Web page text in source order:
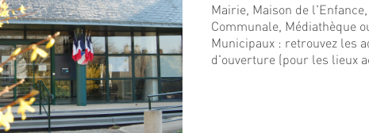
Mairie, Maison de
Communale, Médiathèque
Municipaux : retrouvez les
d'ouverture (pour les lieux